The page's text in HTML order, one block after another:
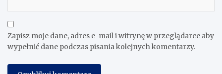
Zapisz moje dane, adres e-mail i witrynę w przeglądarce aby
wypełnić dane podczas pisania kolejnych komentarzy.